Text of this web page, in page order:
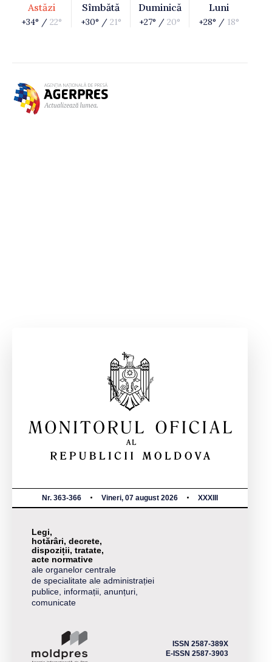
Astăzi
+34° / 22°
Sîmbătă
+30° / 21°
Duminică
+27° / 20°
Luni
+28° / 18°
Nr. 363-366 Vineri, 07 august 2026 XXXIII
Legi,
hotărâri, decrete,
dispoziții, tratate,
acte normative
ale organelor centrale
de specialitate ale administrației
publice, informații, anunțuri,
comunicate
ISSN 2587-389X
E-ISSN 2587-3903